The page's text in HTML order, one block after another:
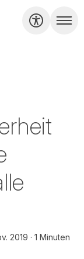
2019
1 Minuten